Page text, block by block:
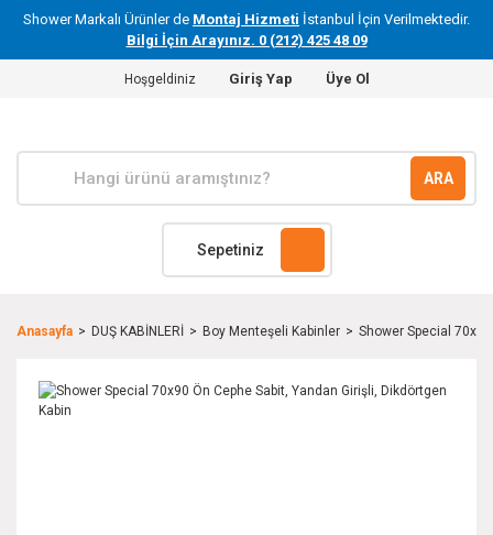
Shower Markalı Ürünler de Montaj Hizmeti İstanbul İçin Verilmektedir.
Bilgi İçin Arayınız. 0 (212) 425 48 09
Hoşgeldiniz Giriş Yap Üye Ol
ARA
Sepetiniz
Anasayfa DUŞ KABİNLERİ Boy Menteşeli Kabinler Shower Special